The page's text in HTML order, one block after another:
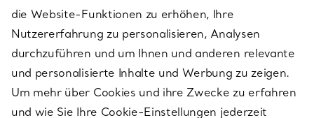
ÜBER TIFFANY & CO.
RECHTLICHE HINWEISE
die Website-Funktionen zu erhöhen, Ihre
Nutzererfahrung zu personalisieren, Analysen
durchzuführen und um Ihnen und anderen relevante
und personalisierte Inhalte und Werbung zu zeigen.
Um mehr über Cookies und ihre Zwecke zu erfahren
und wie Sie Ihre Cookie-Einstellungen jederzeit